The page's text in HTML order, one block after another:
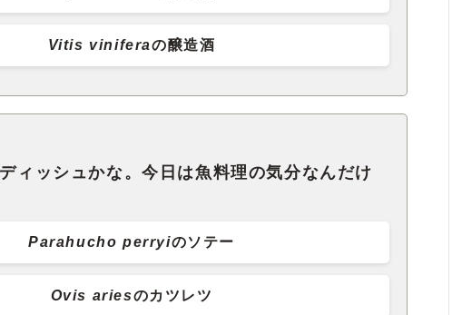
Vitis viniferaの醸造酒
ィッシュかな。今日は魚料理の気分なんだけ
Parahucho perryiのソテー
Ovis ariesのカツレツ